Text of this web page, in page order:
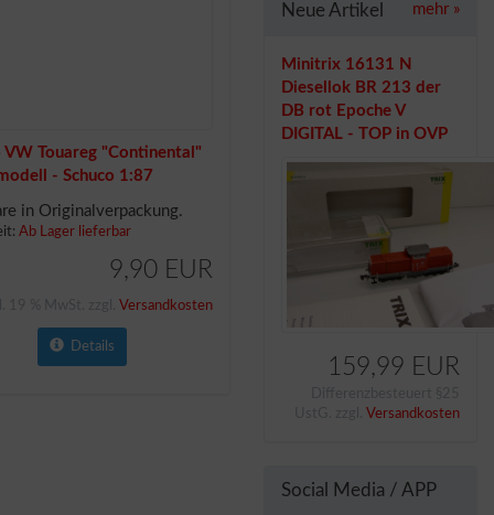
VW Touareg "Continental"
- Schuco 1:87
in Originalverpackung.
Ab Lager lieferbar
9,90 EUR
Versandkosten
Details
Neue Artikel mehr »
Minitrix 16131 N
Diesellok BR 213 der
DB rot Epoche V
DIGITAL - TOP in OVP
159,99 EUR
Versandkosten
Social Media / APP